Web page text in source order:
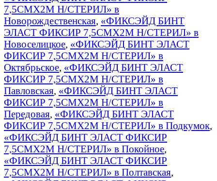
7,5СМX2М Н/СТЕРИЛ» в
Новорождественская, «ФИКСЭЙД БИНТ
ЭЛАСТ ФИКСИР 7,5СМX2М Н/СТЕРИЛ» в
Новоселицкое, «ФИКСЭЙД БИНТ ЭЛАСТ
ФИКСИР 7,5СМX2М Н/СТЕРИЛ» в
Октябрьское, «ФИКСЭЙД БИНТ ЭЛАСТ
ФИКСИР 7,5СМX2М Н/СТЕРИЛ» в
Павловская, «ФИКСЭЙД БИНТ ЭЛАСТ
ФИКСИР 7,5СМX2М Н/СТЕРИЛ» в
Передовая, «ФИКСЭЙД БИНТ ЭЛАСТ
ФИКСИР 7,5СМX2М Н/СТЕРИЛ» в Подкумок,
«ФИКСЭЙД БИНТ ЭЛАСТ ФИКСИР
7,5СМX2М Н/СТЕРИЛ» в Покойное,
«ФИКСЭЙД БИНТ ЭЛАСТ ФИКСИР
7,5СМX2М Н/СТЕРИЛ» в Полтавская,